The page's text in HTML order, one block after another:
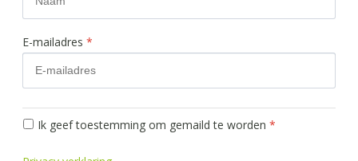
E-mailadres *
Ik geef toestemming om gemaild te worden *